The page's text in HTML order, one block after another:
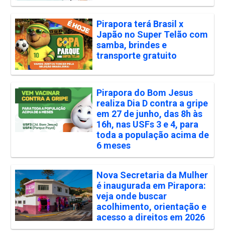
Pirapora terá Brasil x
Japão no Super Telão com
samba, brindes e
transporte gratuito
Pirapora do Bom Jesus
realiza Dia D contra a gripe
em 27 de junho, das 8h às
16h, nas USFs 3 e 4, para
toda a população acima de
6 meses
Nova Secretaria da Mulher
é inaugurada em Pirapora:
veja onde buscar
acolhimento, orientação e
acesso a direitos em 2026